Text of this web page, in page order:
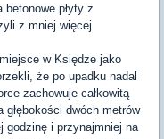
betonowe płyty z
z mniej więcej
w Księdze jako
że po upadku nadal
zachowuje całkowitą
dwóch metrów
godzinę i przynajmniej na